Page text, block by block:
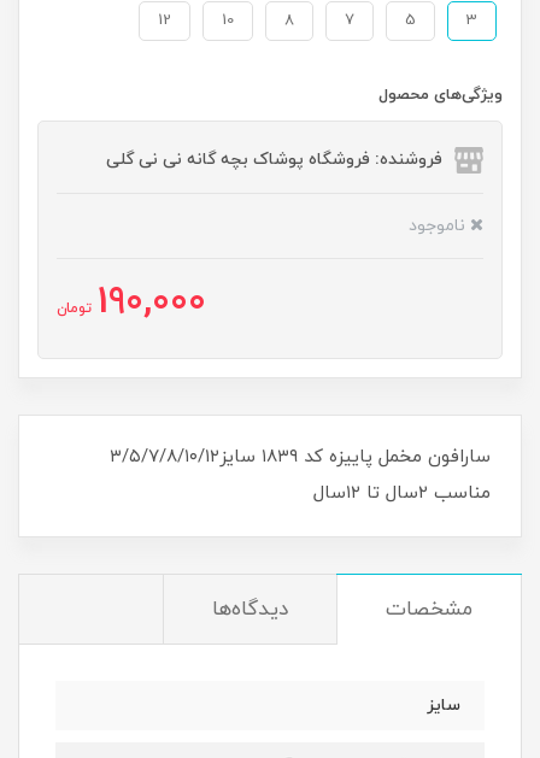
3
5
7
8
10
12
ویژگی‌های محصول
فروشنده: فروشگاه پوشاک بچه گانه نی نی گلی
ناموجود
190,000 تومان
سارافون مخمل پاییزه کد ۱۸۳۹ سایز۳/۵/۷/۸/۱۰/۱۲
مناسب ۲سال تا ۱۲سال
مشخصات دیدگاه‌ها
سایز